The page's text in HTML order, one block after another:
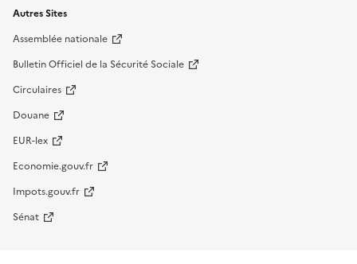
Autres Sites
Assemblée nationale
Bulletin Officiel de la Sécurité Sociale
Circulaires
Douane
EUR-lex
Economie.gouv.fr
Impots.gouv.fr
Sénat